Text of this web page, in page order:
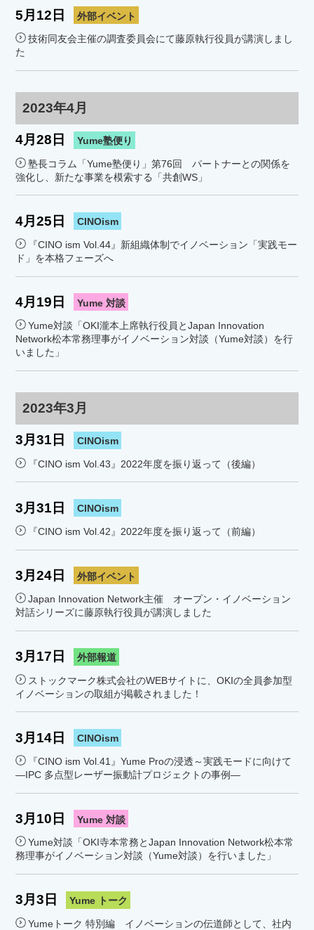
5月12日 外部イベント
技術同友会主催の調査委員会にて藤原執行役員が講演しまし
た
2023年4月
4月28日 Yume塾便り
塾長コラム「Yume塾便り」第76回 パートナーとの関係を
強化し、新たな事業を模索する「共創WS」
4月25日 CINOism
『CINO ism Vol.44』新組織体制でイノベーション「実践モー
ド」を本格フェーズへ
4月19日 Yume 対談
Yume対談「OKI瀧本上席執行役員とJapan Innovation
Network松本常務理事がイノベーション対談（Yume対談）を行
いました」
2023年3月
3月31日 CINOism
『CINO ism Vol.43』2022年度を振り返って（後編）
3月31日 CINOism
『CINO ism Vol.42』2022年度を振り返って（前編）
3月24日 外部イベント
Japan Innovation Network主催 オープン・イノベーション
対話シリーズに藤原執行役員が講演しました
3月17日 外部報道
ストックマーク株式会社のWEBサイトに、OKIの全員参加型
イノベーションの取組が掲載されました！
3月14日 CINOism
『CINO ism Vol.41』Yume Proの浸透～実践モードに向けて
―IPC 多点型レーザー振動計プロジェクトの事例―
3月10日 Yume 対談
Yume対談「OKI寺本常務とJapan Innovation Network松本常
務理事がイノベーション対談（Yume対談）を行いました」
3月3日 Yume トーク
Yumeトーク 特別編 イノベーションの伝道師として、社内